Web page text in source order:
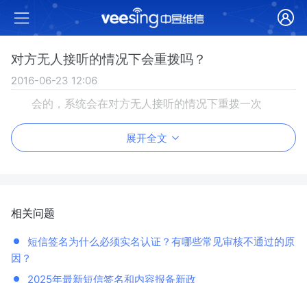
对方无人接听的情况下会重拨吗？
2016-06-23 12:06
会的，系统会在对方无人接听的情况下重拨一次
展开全文
相关问题
短信签名为什么必须实名认证？有哪些常见审核不通过的原
因？
2025年最新短信签名和内容报备新政